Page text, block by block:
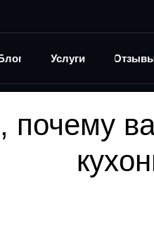
Услуги Отзывы
почему